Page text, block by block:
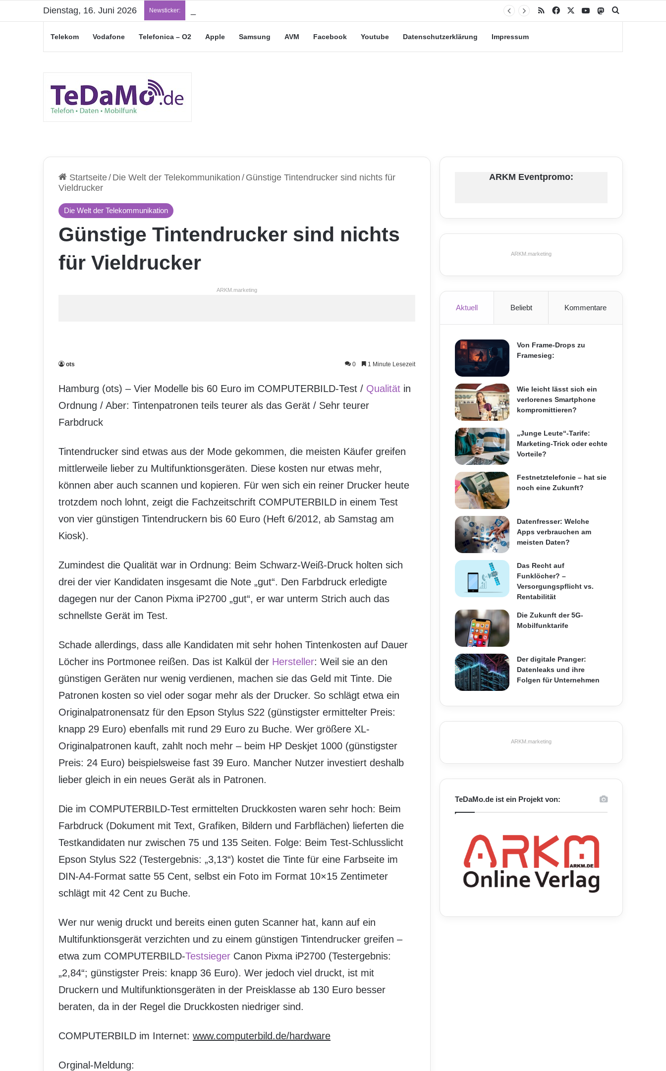
Dienstag, 16. Juni 2026 Newsticker: RSS Facebook YouTubeMastodon
Telekom Vodafone Telefonica – O2 Apple Samsung AVM Facebook Youtube Datenschutzerklärung Impressum
Startseite/ Die Welt der Telekommunikation / Günstige Tintendrucker sind nichts für
Vieldrucker
Die Welt der Telekommunikation
Günstige Tintendrucker sind nichts
für Vieldrucker
ARKM.marketing
ots 0 1 Minute Lesezeit
Hamburg (ots) – Vier Modelle bis 60 Euro im COMPUTERBILD-Test / Qualität in
Ordnung / Aber: Tintenpatronen teils teurer als das Gerät / Sehr teurer
Farbdruck
Tintendrucker sind etwas aus der Mode gekommen, die meisten Käufer greifen
mittlerweile lieber zu Multifunktionsgeräten. Diese kosten nur etwas mehr,
können aber auch scannen und kopieren. Für wen sich ein reiner Drucker heute
trotzdem noch lohnt, zeigt die Fachzeitschrift COMPUTERBILD in einem Test
von vier günstigen Tintendruckern bis 60 Euro (Heft 6/2012, ab Samstag am
Kiosk).
Zumindest die Qualität war in Ordnung: Beim Schwarz-Weiß-Druck holten sich
drei der vier Kandidaten insgesamt die Note „gut“. Den Farbdruck erledigte
dagegen nur der Canon Pixma iP2700 „gut“, er war unterm Strich auch das
schnellste Gerät im Test.
Schade allerdings, dass alle Kandidaten mit sehr hohen Tintenkosten auf Dauer
Löcher ins Portmonee reißen. Das ist Kalkül der Hersteller: Weil sie an den
günstigen Geräten nur wenig verdienen, machen sie das Geld mit Tinte. Die
Patronen kosten so viel oder sogar mehr als der Drucker. So schlägt etwa ein
Originalpatronensatz für den Epson Stylus S22 (günstigster ermittelter Preis:
knapp 29 Euro) ebenfalls mit rund 29 Euro zu Buche. Wer größere XL-
Originalpatronen kauft, zahlt noch mehr – beim HP Deskjet 1000 (günstigster
Preis: 24 Euro) beispielsweise fast 39 Euro. Mancher Nutzer investiert deshalb
lieber gleich in ein neues Gerät als in Patronen.
Die im COMPUTERBILD-Test ermittelten Druckkosten waren sehr hoch: Beim
Farbdruck (Dokument mit Text, Grafiken, Bildern und Farbflächen) lieferten die
Testkandidaten nur zwischen 75 und 135 Seiten. Folge: Beim Test-Schlusslicht
Epson Stylus S22 (Testergebnis: „3,13“) kostet die Tinte für eine Farbseite im
DIN-A4-Format satte 55 Cent, selbst ein Foto im Format 10×15 Zentimeter
schlägt mit 42 Cent zu Buche.
Wer nur wenig druckt und bereits einen guten Scanner hat, kann auf ein
Multifunktionsgerät verzichten und zu einem günstigen Tintendrucker greifen –
etwa zum COMPUTERBILD-Testsieger Canon Pixma iP2700 (Testergebnis:
„2,84“; günstigster Preis: knapp 36 Euro). Wer jedoch viel druckt, ist mit
Druckern und Multifunktionsgeräten in der Preisklasse ab 130 Euro besser
beraten, da in der Regel die Druckkosten niedriger sind.
COMPUTERBILD im Internet: www.computerbild.de/hardware
Orginal-Meldung:
ARKM Eventpromo:
ARKM.marketing
Aktuell Beliebt Kommentare
Von Frame-Drops zu
Framesieg:
Wie leicht lässt sich ein
verlorenes Smartphone
kompromittieren?
„Junge Leute“-Tarife:
Marketing-Trick oder echte
Vorteile?
Festnetztelefonie – hat sie
noch eine Zukunft?
Datenfresser: Welche
Apps verbrauchen am
meisten Daten?
Das Recht auf
Funklöcher? –
Versorgungspflicht vs.
Rentabilität
Die Zukunft der 5G-
Mobilfunktarife
Der digitale Pranger:
Datenleaks und ihre
Folgen für Unternehmen
ARKM.marketing
TeDaMo.de ist ein Projekt von: